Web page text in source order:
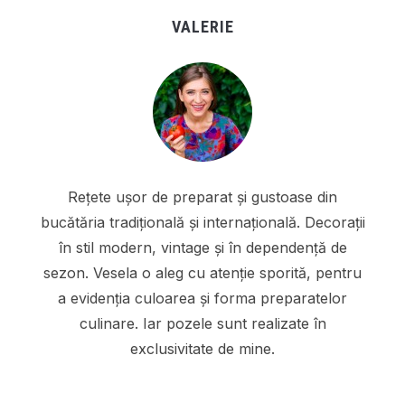
VALERIE
Rețete ușor de preparat și gustoase din
bucătăria tradițională și internațională. Decorații
în stil modern, vintage și în dependență de
sezon. Vesela o aleg cu atenție sporită, pentru
a evidenția culoarea și forma preparatelor
culinare. Iar pozele sunt realizate în
exclusivitate de mine.